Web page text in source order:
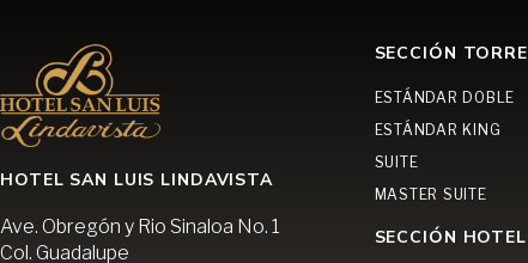
HOTEL SAN LUIS LINDAVISTA
Ave. Obregón y Rio Sinaloa No. 1
Col. Guadalupe
SECCIÓN TORRE
ESTÁNDAR DOBLE
ESTÁNDAR KING
SUITE
MASTER SUITE
SECCIÓN HOTEL